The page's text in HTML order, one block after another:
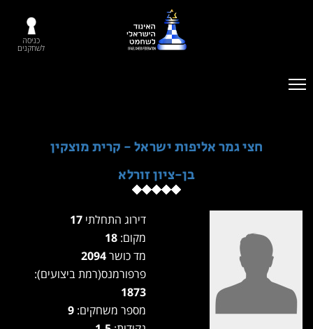
כניסה
לשחקנים
חצי גמר אליפות ישראל - קרית מוצקין
בן-ציון זורלא
דירוג התחלתי
מקום:
מד כושר
פרפורמנס(רמת ביצועים):
1873
מספר משחקים: